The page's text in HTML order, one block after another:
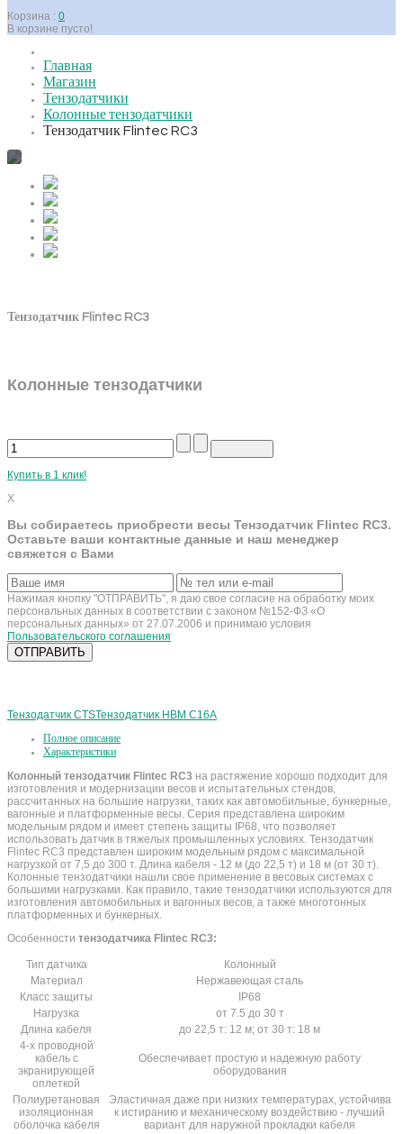
Корзина : 0
В корзине пусто!
Главная
Магазин
Тензодатчики
Колонные тензодатчики
Тензодатчик Flintec RC3
Тензодатчик Flintec RC3
Колонные тензодатчики
Купить в 1 клик!
X
Вы собираетесь приобрести весы Тензодатчик Flintec RC3.
Оставьте ваши контактные данные и наш менеджер
свяжется с Вами
Нажимая кнопку "ОТПРАВИТЬ", я даю свое согласие на обработку моих
персональных данных в соответствии с законом №152-ФЗ «О
персональных данных» от 27.07.2006 и принимаю условия
Пользовательского соглашения
Тензодатчик CTSТензодатчик HBM C16A
Полное описание
Характеристики
Колонный тензодатчик Flintec RC3 на растяжение хорошо подходит для
изготовления и модернизации весов и испытательных стендов,
рассчитанных на большие нагрузки, таких как автомобильные, бункерные,
вагонные и платформенные весы. Серия представлена широким
модельным рядом и имеет степень защиты IP68, что позволяет
использовать датчик в тяжелых промышленных условиях. Тензодатчик
Flintec RC3 представлен широким модельным рядом с максимальной
нагрузкой от 7,5 до 300 т. Длина кабеля - 12 м (до 22,5 т) и 18 м (от 30 т).
Колонные тензодатчики нашли свое применение в весовых системах с
большими нагрузками. Как правило, такие тензодатчики используются для
изготовления автомобильных и вагонных весов, а также многотонных
платформенных и бункерных.
Особенности тензодатчика Flintec RC3:
Тип датчика
Колонный
Материал
Нержавеющая сталь
Класс защиты
IP68
Нагрузка
от 7.5 до 30 т
Длина кабеля
до 22,5 т: 12 м; от 30 т: 18 м
4-х проводной
кабель с
экранирующей
оплеткой
Обеспечивает простую и надежную работу
оборудования
Полиуретановая
изоляционная
оболочка кабеля
Эластичная даже при низких температурах, устойчива
к истиранию и механическому воздействию - лучший
вариант для наружной прокладки кабеля